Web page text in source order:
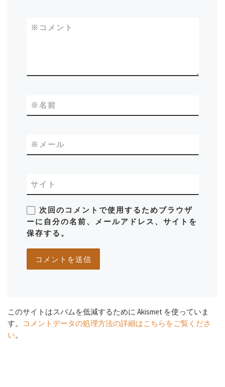
コメント
※
名前
※
メール
※
サイト
次回のコメントで使用するためブラウザ
ーに自分の名前、メールアドレス、サイトを
保存する。
このサイトはスパムを低減するために Akismet を使っていま
す。
コメントデータの処理方法の詳細はこちらをご覧くださ
い。